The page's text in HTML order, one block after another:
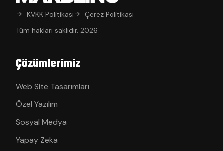
KVKK Politikası
Çerez Politikası
Tüm hakları saklıdır. 2026
Çözümlerimiz
Web Site Tasarımları
Özel Yazılım
Sosyal Medya
Yapay Zeka